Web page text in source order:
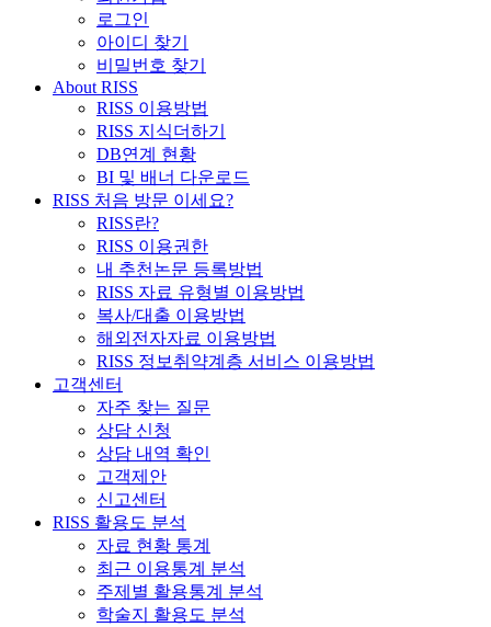
로그인
아이디 찾기
비밀번호 찾기
About RISS
RISS 이용방법
RISS 지식더하기
DB연계 현황
BI 및 배너 다운로드
RISS 처음 방문 이세요?
RISS란?
RISS 이용권한
내 추천논문 등록방법
RISS 자료 유형별 이용방법
복사/대출 이용방법
해외전자자료 이용방법
RISS 정보취약계층 서비스 이용방법
고객센터
자주 찾는 질문
상담 신청
상담 내역 확인
고객제안
신고센터
RISS 활용도 분석
자료 현황 통계
최근 이용통계 분석
주제별 활용통계 분석
학술지 활용도 분석